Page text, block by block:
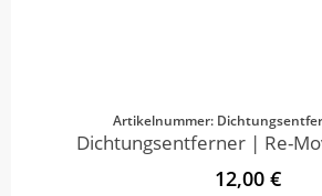
Artikelnummer:
Dichtungsentferner | Re-
12,00 €